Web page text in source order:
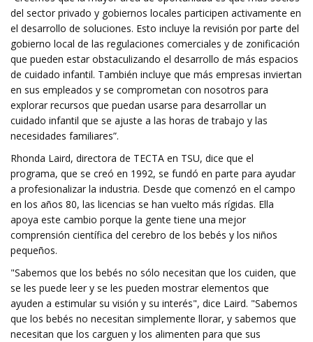
del sector privado y gobiernos locales participen activamente en
el desarrollo de soluciones. Esto incluye la revisión por parte del
gobierno local de las regulaciones comerciales y de zonificación
que pueden estar obstaculizando el desarrollo de más espacios
de cuidado infantil. También incluye que más empresas inviertan
en sus empleados y se comprometan con nosotros para
explorar recursos que puedan usarse para desarrollar un
cuidado infantil que se ajuste a las horas de trabajo y las
necesidades familiares”.
Rhonda Laird, directora de TECTA en TSU, dice que el
programa, que se creó en 1992, se fundó en parte para ayudar
a profesionalizar la industria. Desde que comenzó en el campo
en los años 80, las licencias se han vuelto más rígidas. Ella
apoya este cambio porque la gente tiene una mejor
comprensión científica del cerebro de los bebés y los niños
pequeños.
"Sabemos que los bebés no sólo necesitan que los cuiden, que
se les puede leer y se les pueden mostrar elementos que
ayuden a estimular su visión y su interés", dice Laird. "Sabemos
que los bebés no necesitan simplemente llorar, y sabemos que
necesitan que los carguen y los alimenten para que sus